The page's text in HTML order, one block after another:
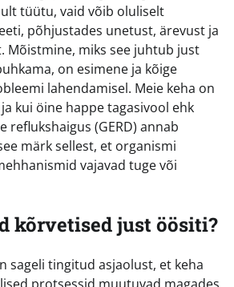
tüütu, vaid võib oluliselt
põhjustades unetust, ärevust ja
Mõistmine, miks see juhtub just
on esimene ja kõige
lahendamisel. Meie keha on
kui öine happe tagasivool ehk
reflukshaigus (GERD) annab
märk sellest, et organismi
vajavad tuge või
kõrvetised just öösiti?
sageli tingitud asjaolust, et keha